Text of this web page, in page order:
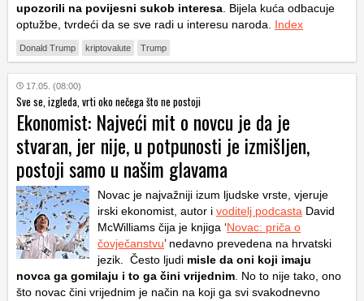
upozorili na povijesni sukob interesa . Bijela kuća odbacuje
optužbe, tvrdeći da se sve radi u interesu naroda. Index
Donald Trump kriptovalute Trump
17.05. (08:00)
Sve se, izgleda, vrti oko nečega što ne postoji
Ekonomist: Najveći mit o novcu je da je
stvaran, jer nije, u potpunosti je izmišljen,
postoji samo u našim glavama
Novac je najvažniji izum ljudske vrste, vjeruje
irski ekonomist, autor i voditelj podcasta David
McWilliams čija je knjiga ‘Novac: priča o
čovječanstvu’ nedavno prevedena na hrvatski
jezik. Često ljudi misle da oni koji imaju
novca ga gomilaju i to ga čini vrijednim . No to nije tako, ono
što novac čini vrijednim je način na koji ga svi svakodnevno